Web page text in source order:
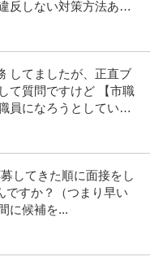
す★ 国家公務員共済組合連
員共済組合連合会 東京共済病院
公庁）など＞官公庁 ※会員属
提供：ビズリーチ
反しない対策方法あり
してましたが、正直ブ
て質問ですけど 【市職
員になろうとしている
してきた順に面接をし
ですか？（つまり早い
に候補を...